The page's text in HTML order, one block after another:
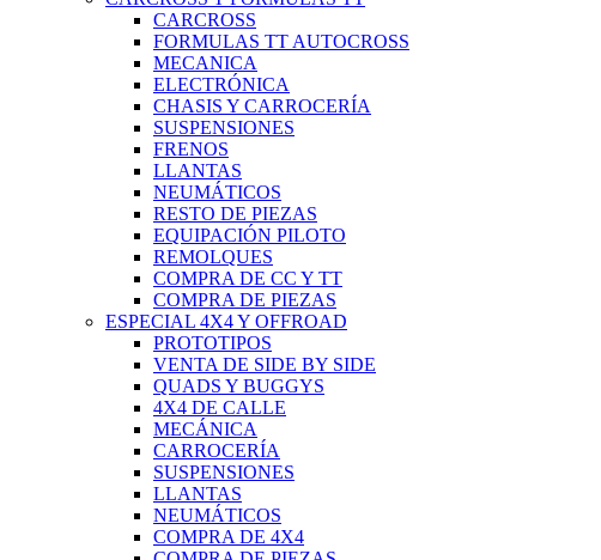
CARCROSS
FORMULAS TT AUTOCROSS
MECANICA
ELECTRÓNICA
CHASIS Y CARROCERÍA
SUSPENSIONES
FRENOS
LLANTAS
NEUMÁTICOS
RESTO DE PIEZAS
EQUIPACIÓN PILOTO
REMOLQUES
COMPRA DE CC Y TT
COMPRA DE PIEZAS
ESPECIAL 4X4 Y OFFROAD
PROTOTIPOS
VENTA DE SIDE BY SIDE
QUADS Y BUGGYS
4X4 DE CALLE
MECÁNICA
CARROCERÍA
SUSPENSIONES
LLANTAS
NEUMÁTICOS
COMPRA DE 4X4